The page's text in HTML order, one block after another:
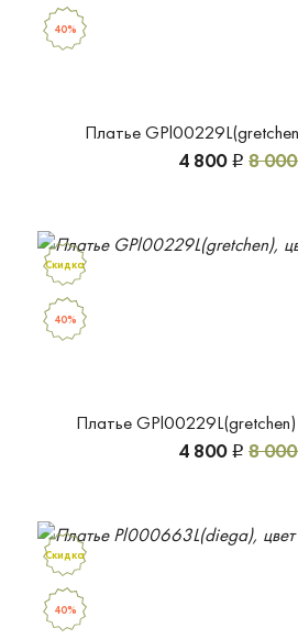
Платье
4 800 Р 8
40%
Платье
4 800 Р 8
Скидка
40%
Скидка
40%